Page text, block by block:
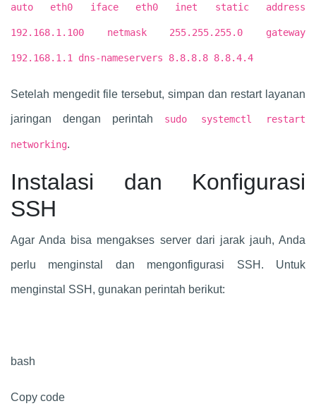
auto eth0 iface eth0 inet static address
192.168.1.100 netmask 255.255.255.0 gateway
192.168.1.1 dns-nameservers 8.8.8.8 8.8.4.4
Setelah mengedit file tersebut, simpan dan restart layanan
jaringan dengan perintah sudo systemctl restart
networking.
Instalasi dan Konfigurasi
SSH
Agar Anda bisa mengakses server dari jarak jauh, Anda
perlu menginstal dan mengonfigurasi SSH. Untuk
menginstal SSH, gunakan perintah berikut:
bash
Copy code